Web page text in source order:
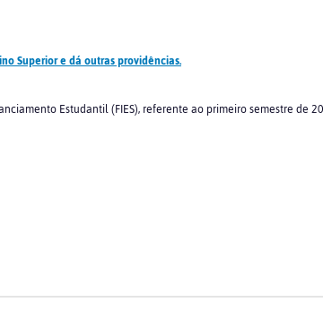
Superior e dá outras providências.
Estudantil (FIES), referente ao primeiro semestre de